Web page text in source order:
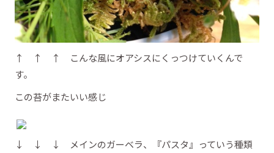
↑ ↑ ↑ こんな風にオアシスにくっつけていくんで
す。
この苔がまたいい感じ
↓ ↓ ↓ メインのガーベラ、『パスタ』っていう種類